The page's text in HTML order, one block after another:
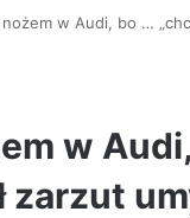
w Audi, bo …
w
zarzut